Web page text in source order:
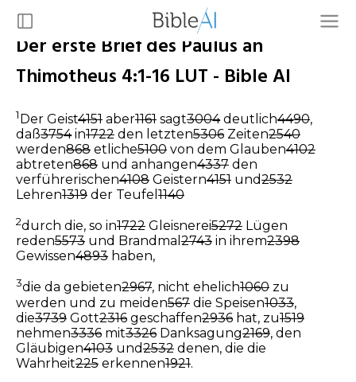
Der erste Brief des Paulus an
Thimotheus 4:1-16 LUT - Bible AI
1Der Geist4151 aber1161 sagt3004deutlich4490,
daß3754in1722 den letzten5306 Zeiten2540
werden868 etliche5100 von dem Glauben4102
abtreten868 und anhangen4337 den
verführerischen4108 Geistern4151 und2532
Lehren1319 der Teufel 1140
2durch die, so in1722 Gleisnerei5272 Lügen
reden5573 und Brandmal 2743 in ihrem2398
Gewissen4893 haben,
3die da gebieten2967, nicht ehelich1060 zu
werden und zu meiden567 die Speisen1033,
die3739 Gott2316 geschaffen2936 hat, zu1519
nehmen3336 mit3326 Danksagung2169, den
Gläubigen4103 und2532 denen, die die
Wahrheit225 erkennen1921.